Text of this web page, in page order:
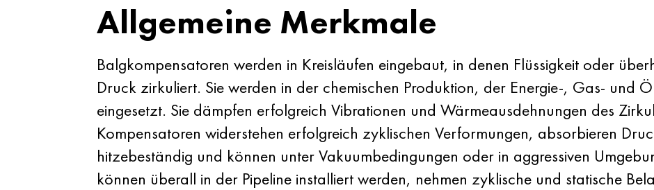
Allgemeine Merkmale
Balgkompensatoren werden in Kreisläufen eingebaut, in denen Flüssigkeit oder
Druck zirkuliert. Sie werden in der chemischen Produktion, der Energie-, Gas- und
eingesetzt. Sie dämpfen erfolgreich Vibrationen und Wärmeausdehnungen des
Kompensatoren widerstehen erfolgreich zyklischen Verformungen, absorbieren
hitzebeständig und können unter Vakuumbedingungen oder in aggressiven
können überall in der Pipeline installiert werden, nehmen zyklische und statische